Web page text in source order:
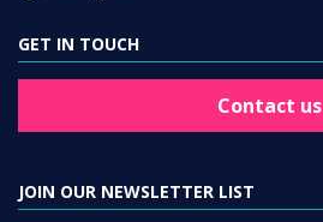
GET IN TOUCH
Contact us
JOIN OUR NEWSLETTER LIST